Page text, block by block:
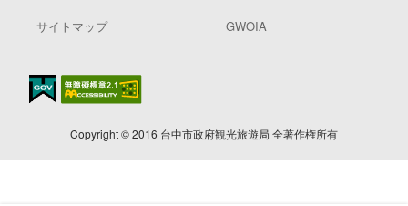
サイトマップ GWOIA
Copyright © 2016 台中市政府観光旅遊局 全著作権所有